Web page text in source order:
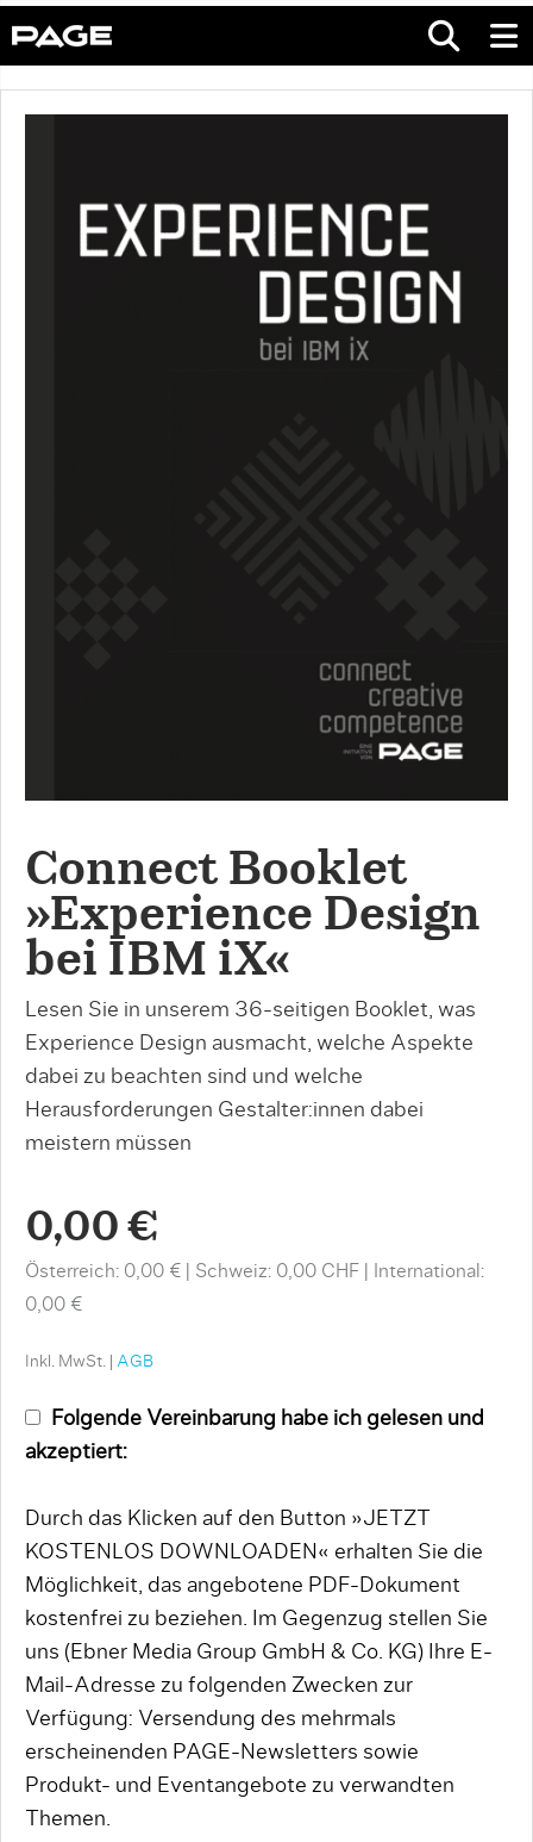
Connect Booklet
»Experience Design
bei IBM iX«
Lesen Sie in unserem 36-seitigen Booklet, was
Experience Design ausmacht, welche Aspekte
dabei zu beachten sind und welche
Herausforderungen Gestalter:innen dabei
meistern müssen
0,00 €
Österreich: 0,00 € Schweiz: 0,00 CHF
International:
0,00 €
Inkl. MwSt. | AGB
Folgende Vereinbarung habe ich gelesen und
akzeptiert:
Durch das Klicken auf den Button »JETZT
KOSTENLOS DOWNLOADEN« erhalten Sie die
Möglichkeit, das angebotene PDF-Dokument
kostenfrei zu beziehen. Im Gegenzug stellen Sie
uns (Ebner Media Group GmbH & Co. KG) Ihre E-
Mail-Adresse zu folgenden Zwecken zur
Verfügung: Versendung des mehrmals
erscheinenden PAGE-Newsletters sowie
Produkt- und Eventangebote zu verwandten
Themen.